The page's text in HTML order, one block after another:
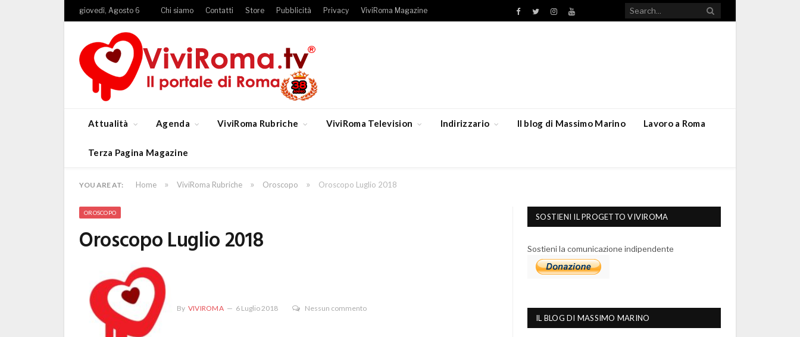
giovedì, Agosto 6 Chi siamo Contatti Store Pubblicità Privacy ViviRoma Magazine Facebook
TwitterInstagramYouTube
Attualità Agenda ViviRoma Rubriche ViviRoma Television Indirizzario Il blog di Massimo Marino Lavoro a Roma
Terza Pagina Magazine
YOU ARE AT: Home » ViviRoma Rubriche » Oroscopo » Oroscopo Luglio 2018
OROSCOPO
Oroscopo Luglio 2018
By VIVIROMA 6 Luglio 2018 Nessun commento
SOSTIENI IL PROGETTO VIVIROMA
Sostieni la comunicazione indipendente
IL BLOG DI MASSIMO MARINO